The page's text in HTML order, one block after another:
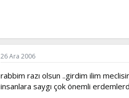
26 Ara 2006
rabbim razı olsun ..girdim ilim
insanlara saygı çok önemli